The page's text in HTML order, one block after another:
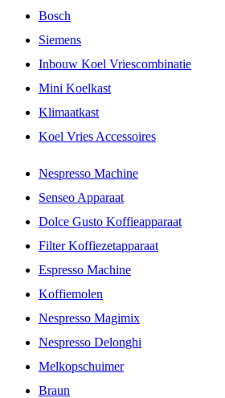
Bosch
Siemens
Inbouw Koel Vriescombinatie
Mini Koelkast
Klimaatkast
Koel Vries Accessoires
Nespresso Machine
Senseo Apparaat
Dolce Gusto Koffieapparaat
Filter Koffiezetapparaat
Espresso Machine
Koffiemolen
Nespresso Magimix
Nespresso Delonghi
Melkopschuimer
Braun